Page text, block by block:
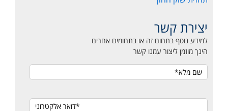
יצירת קשר
למידע נוסף בתחום זה או בתחומים אחרים
הינך מוזמן ליצור עמנו קשר